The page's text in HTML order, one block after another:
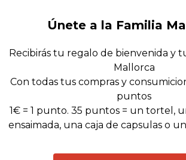
Únete a la Familia
Recibirás tu regalo de bienvenida y
Mallorca
Con todas tus compras y
puntos
1€ = 1 punto. 35 puntos = un tortel,
ensaimada, una caja de capsulas o